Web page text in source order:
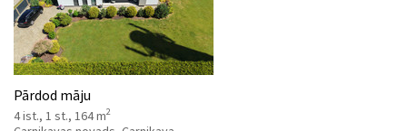
Pārdod māju
4 ist., 1 st., 164 m2